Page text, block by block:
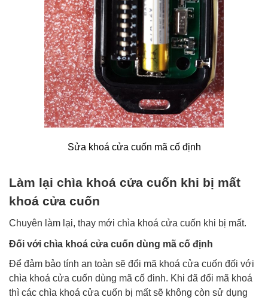
Sửa khoá cửa cuốn mã cố định
Làm lại chìa khoá cửa cuốn khi bị mất
khoá cửa cuốn
Chuyên làm lại, thay mới chìa khoá cửa cuốn khi bị mất.
Đối với chìa khoá cửa cuốn dùng mã cố định
Để đảm bảo tính an toàn sẽ đổi mã khoá cửa cuốn đối với
chìa khoá cửa cuốn dùng mã cố đinh. Khi đã đổi mã khoá
thì các chìa khoá cửa cuốn bị mất sẽ không còn sử dụng